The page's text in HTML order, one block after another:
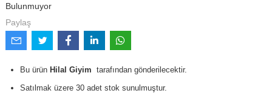
Bulunmuyor
Paylaş
Bu ürün Hilal Giyim tarafından gönderilecektir.
Satılmak üzere 30 adet stok sunulmuştur.